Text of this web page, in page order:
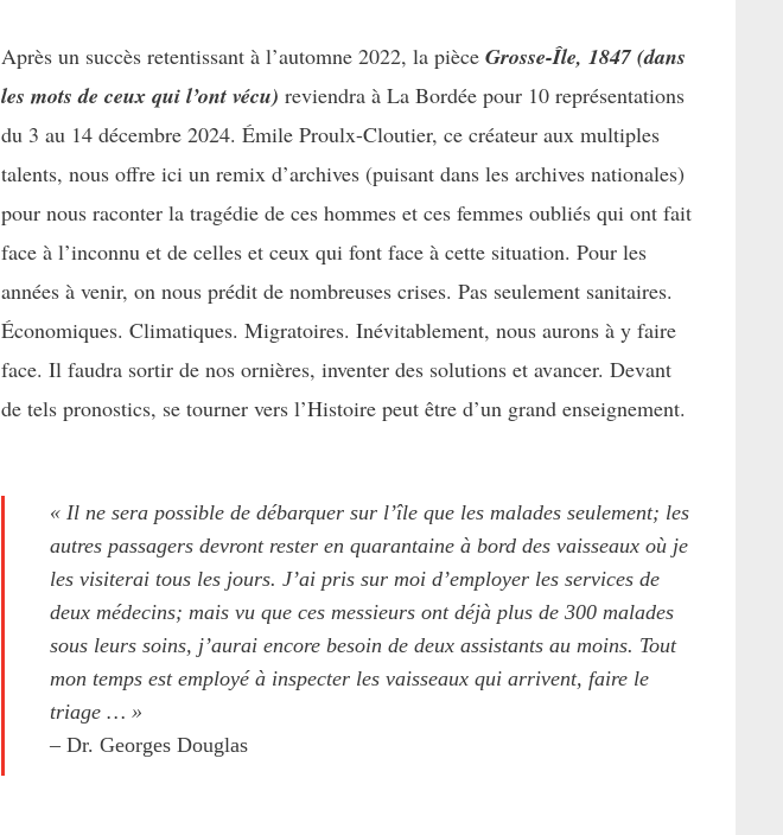
Après un succès retentissant à l’automne 2022, la pièceGrosse-Île, 1847 (dans
les mots de ceux qui l’ont vécu) reviendra à La Bordée pour 10 représentations
du 3 au 14 décembre 2024. Émile Proulx-Cloutier, ce créateur aux multiples
talents, nous offre ici un remix d’archives (puisant dans les archives nationales)
pour nous raconter la tragédie de ces hommes et ces femmes oubliés qui ont fait
face à l’inconnu et de celles et ceux qui font face à cette situation. Pour les
années à venir, on nous prédit de nombreuses crises. Pas seulement sanitaires.
Économiques. Climatiques. Migratoires. Inévitablement, nous aurons à y faire
face. Il faudra sortir de nos ornières, inventer des solutions et avancer. Devant
de tels pronostics, se tourner vers l’Histoire peut être d’un grand enseignement.
« Il ne sera possible de débarquer sur l’île que les malades seulement; les
autres passagers devront rester en quarantaine à bord des vaisseaux où je
les visiterai tous les jours. J’ai pris sur moi d’employer les services de
deux médecins; mais vu que ces messieurs ont déjà plus de 300 malades
sous leurs soins, j’aurai encore besoin de deux assistants au moins. Tout
mon temps est employé à inspecter les vaisseaux qui arrivent, faire le
triage … »
– Dr. Georges Douglas